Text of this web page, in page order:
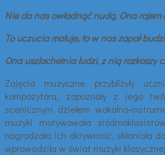
Nie da nas owładnąć nudą, Ona rajem
To uczucia maluje, to w nas zapał
Ona uszlachetnia ludzi, z nią rozkoszy
Zajęcia muzyczne przybliżyły
kompozytora, zapoznały z jego
scenicznym dziełem wokalno-
muzyki motywowała
nagradzała ich aktywność, skłaniała
wprowadziła w świat muzyki